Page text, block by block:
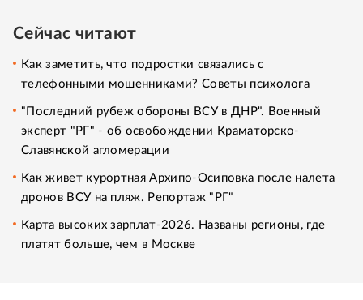
Сейчас читают
Как заметить, что подростки связались с
телефонными мошенниками? Советы психолога
"Последний рубеж обороны ВСУ в ДНР". Военный
эксперт "РГ" - об освобождении Краматорско-
Славянской агломерации
Как живет курортная Архипо-Осиповка после налета
дронов ВСУ на пляж. Репортаж "РГ"
Карта высоких зарплат-2026. Названы регионы, где
платят больше, чем в Москве